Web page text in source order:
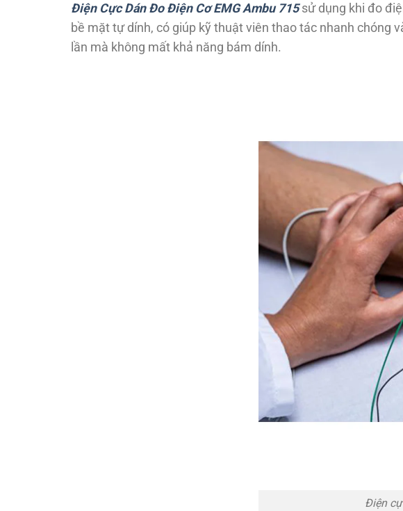
Điện Cực Dán Đo Điện Cơ EMG Ambu 715sử dụng khi đo
bề mặt tự dính, có giúp kỹ thuật viên thao tác nhanh chóng
lần mà không mất khả năng bám dính.
Điện